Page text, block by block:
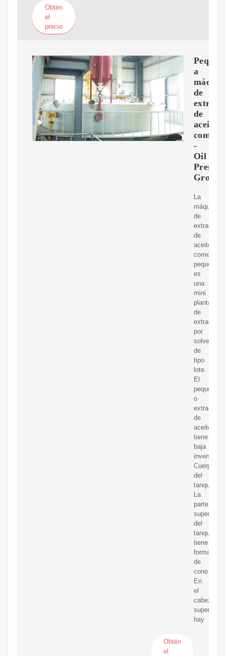
Obtén
el
precio
Peque?
a
de
de
aceite
-
Oil
Press
Group
La
máquina
de
extracción
de
aceite
comestible
pequeña
es
una
mini
planta
de
extracción
por
solventes
de
tipo
lote.
El
peque?
o
extractor
de
aceite
tiene
baja
inversión.
Cuerpo
del
tanque
La
parte
superior
del
tanque
tiene
forma
de
cono.
En
el
cabezal
superior,
hay
Obtén
el